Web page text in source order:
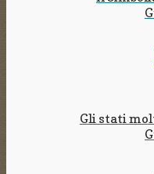
Gli stati